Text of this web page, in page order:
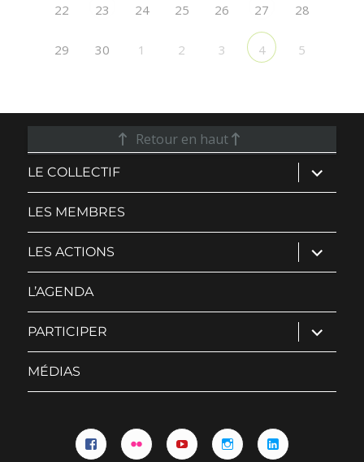
22 23 24 25 26 27 28
29 30 1 2 3 4 5
Retour en haut
LE COLLECTIF ouvrir
le
sous-
LES MEMBRES
LES ACTIONS ouvrir
le
sous-
L’AGENDA
PARTICIPER ouvrir
le
sous-
MÉDIAS